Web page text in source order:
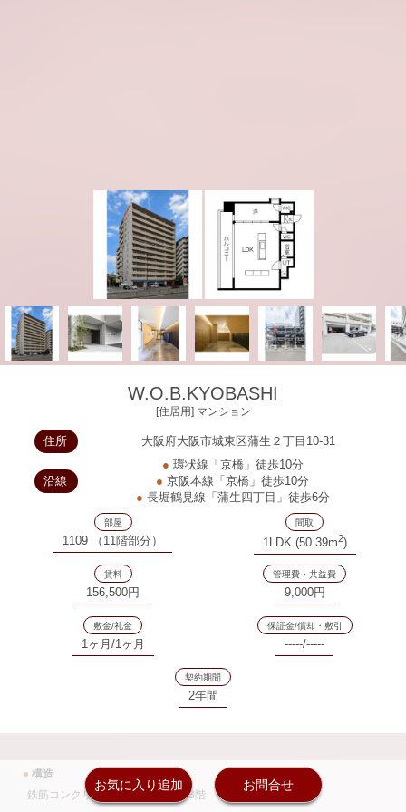
W.O.B.KYOBASHI
[住居用] マンション
住所 大阪府大阪市城東区蒲生２丁目10-31
沿線
● 環状線「京橋」徒歩10分
● 京阪本線「京橋」徒歩10分
● 長堀鶴見線「蒲生四丁目」徒歩6分
部屋 間取
1109 （11階部分） 1LDK (50.39m2)
賃料 管理費・共益費
156,500円 9,000円
敷金/礼金 保証金/償却・敷引
1ヶ月/1ヶ月 -----/-----
契約期間
2年間
● 構造
鉄筋コンクリート造 171戸 地上13階
お気に入り追加 お問合せ